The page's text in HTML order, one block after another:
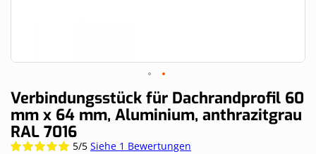
Skip
to
the
beginning
of
Verbindungsstück für Dachrandprofil 60
mm x 64 mm, Aluminium, anthrazitgrau
RAL 7016
Wertung:
5/5 Siehe 1 Bewertungen